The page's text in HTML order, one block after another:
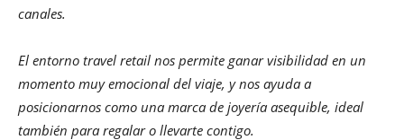
canales.
El entorno travel retail nos permite ganar visibilidad en un
momento muy emocional del viaje, y nos ayuda a
posicionarnos como una marca de joyería asequible, ideal
también para regalar o llevarte contigo.